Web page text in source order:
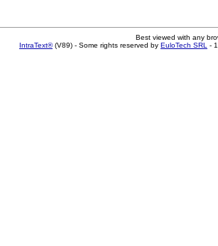
Best viewed with any
IntraText®(V89) - Some rights reserved by EuloTech SRL -